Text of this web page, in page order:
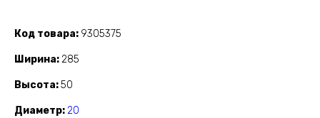
Код товара 9305375
Ширина 285
Высота 50
Диаметр 20